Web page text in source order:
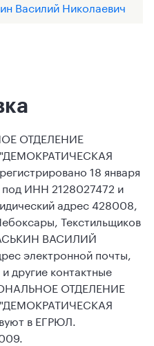
Василий Николаевич
ОТДЕЛЕНИЕ
18 января
ИНН 2128027472 и
адрес 428008,
Текстильщиков
ВАСИЛИЙ
электронной почты,
другие контактные
ОТДЕЛЕНИЕ
в ЕГРЮЛ.